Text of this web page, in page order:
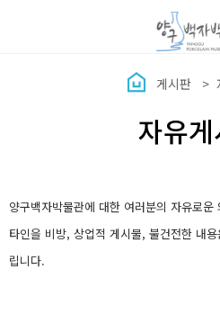
게시판
자유
양구백자박물관에 대한 여러분의 자유로운
타인을 비방, 상업적 게시물, 불건전한 내
립니다.